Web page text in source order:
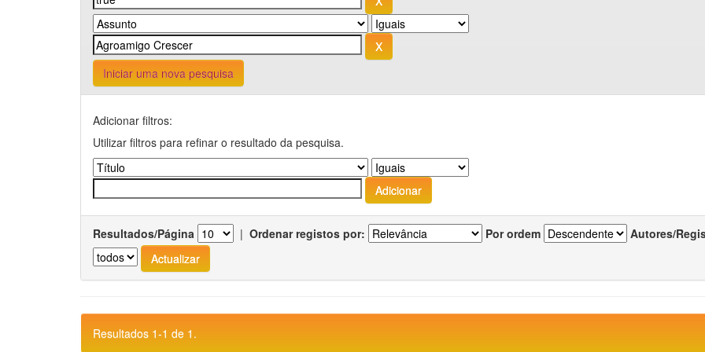
Iniciar uma nova pesquisa
Adicionar filtros:
Utilizar filtros para refinar o resultado da pesquisa.
Resultados/Página | Ordenar registos por: Por ordem Autores/
Resultados 1-1 de 1.